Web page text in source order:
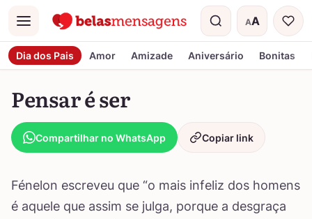
Menu AA
Tamanho do
Dia dos Pais Amor Amizade Aniversário Bonitas
Pensar é ser
Compartilhar no WhatsApp Copiar link
Fénelon escreveu que “o mais infeliz dos homens
é aquele que assim se julga, porque a desgraça